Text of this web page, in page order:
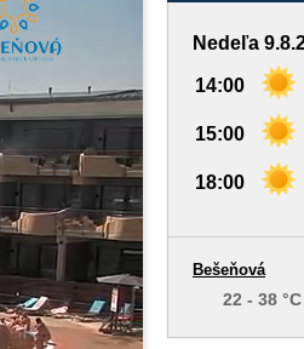
Nedeľa
14:00
15:00
18:00
Bešeňová
22 - 38 °C